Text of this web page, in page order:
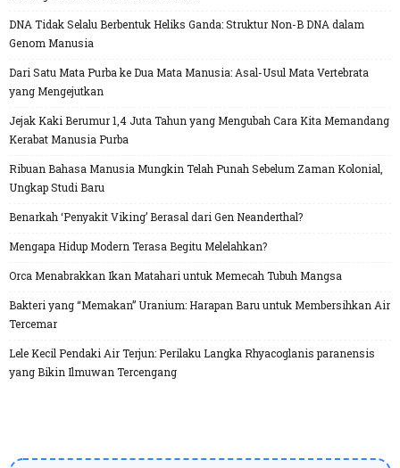
DNA Tidak Selalu Berbentuk Heliks Ganda: Struktur Non-B DNA dalam
Genom Manusia
Dari Satu Mata Purba ke Dua Mata Manusia: Asal-Usul Mata Vertebrata
yang Mengejutkan
Jejak Kaki Berumur 1,4 Juta Tahun yang Mengubah Cara Kita Memandang
Kerabat Manusia Purba
Ribuan Bahasa Manusia Mungkin Telah Punah Sebelum Zaman Kolonial,
Ungkap Studi Baru
Benarkah ‘Penyakit Viking’ Berasal dari Gen Neanderthal?
Mengapa Hidup Modern Terasa Begitu Melelahkan?
Orca Menabrakkan Ikan Matahari untuk Memecah Tubuh Mangsa
Bakteri yang “Memakan” Uranium: Harapan Baru untuk Membersihkan Air
Tercemar
Lele Kecil Pendaki Air Terjun: Perilaku Langka Rhyacoglanis paranensis
yang Bikin Ilmuwan Tercengang